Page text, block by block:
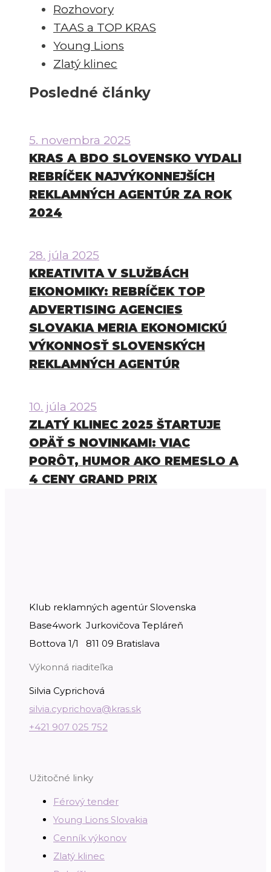
Rozhovory
TAAS a TOP KRAS
Young Lions
Zlatý klinec
Posledné články
5. novembra 2025
KRAS A BDO SLOVENSKO VYDALI
REBRÍČEK NAJVÝKONNEJŠÍCH
REKLAMNÝCH AGENTÚR ZA ROK
2024
28. júla 2025
KREATIVITA V SLUŽBÁCH
EKONOMIKY: REBRÍČEK TOP
ADVERTISING AGENCIES
SLOVAKIA MERIA EKONOMICKÚ
VÝKONNOSŤ SLOVENSKÝCH
REKLAMNÝCH AGENTÚR
10. júla 2025
ZLATÝ KLINEC 2025 ŠTARTUJE
OPÄŤ S NOVINKAMI: VIAC
PORÔT, HUMOR AKO REMESLO A
4 CENY GRAND PRIX
Klub reklamných agentúr Slovenska
Base4work Jurkovičova Tepláreň
Bottova 1/1 811 09 Bratislava
Výkonná riaditeľka
Silvia Cyprichová
silvia.cyprichova@kras.sk
+421 907 025 752
Užitočné linky
Férový tender
Young Lions Slovakia
Cenník výkonov
Zlatý klinec